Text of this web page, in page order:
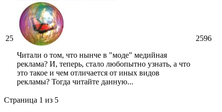
25
Читали о том, что нынче в "моде" медийная
реклама? И, теперь, стало любопытно узнать, а что
это такое и чем отличается от иных видов
рекламы? Тогда читайте данную...
2596
Страница 1 из 5